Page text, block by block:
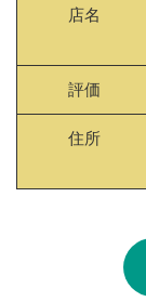
店名
評価
住所